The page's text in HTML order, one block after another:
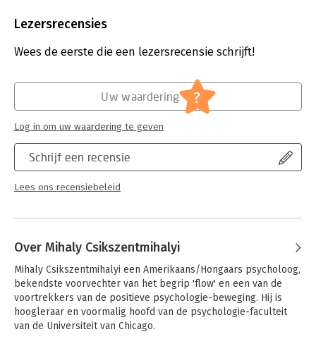
Bestandsformaat:
Druk:
1
Psychologie
Lezersrecensies
Wees de eerste die een lezersrecensie schrijft!
Schrijf een recensie
Lees ons recensiebeleid
Uw waardering ?
Log in om uw waardering te geven
Over Mihaly Csikszentmihalyi
Mihaly Csikszentmihalyi een Amerikaans/Hongaars psycholoog,
bekendste voorvechter van het begrip 'flow' en een van de
voortrekkers van de positieve psychologie-beweging. Hij is
hoogleraar en voormalig hoofd van de psychologie-faculteit
van de Universiteit van Chicago.